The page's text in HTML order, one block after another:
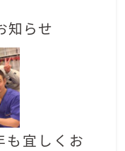
知らせ
も宜しくお